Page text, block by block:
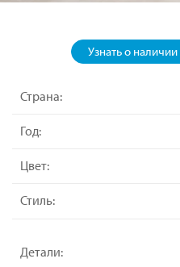
Узнать о наличии
Страна:
Год:
Цвет:
Стиль:
Детали: